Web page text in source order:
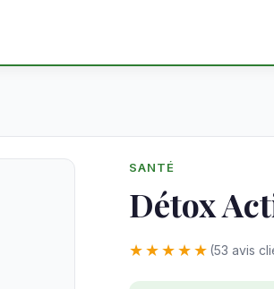
SANTÉ
Détox
★★★★★ (53 avis